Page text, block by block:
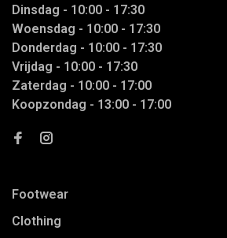
Dinsdag - 10:00 - 17:30
Woensdag - 10:00 - 17:30
Donderdag - 10:00 - 17:30
Vrijdag - 10:00 - 17:30
Zaterdag - 10:00 - 17:00
Koopzondag - 13:00 - 17:00
Footwear
Clothing